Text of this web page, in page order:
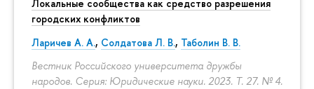
Локальные сообщества как средство разрешения
городских конфликтов
Ларичев А. А., Солдатова Л. В., Таболин В. В.
Вестник Российского университета дружбы
народов. Серия: Юридические науки. 2023. Т. 27. № 4.